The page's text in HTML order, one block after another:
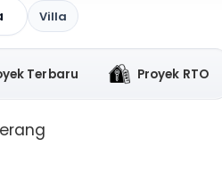
Villa
Terbaru Proyek RTO